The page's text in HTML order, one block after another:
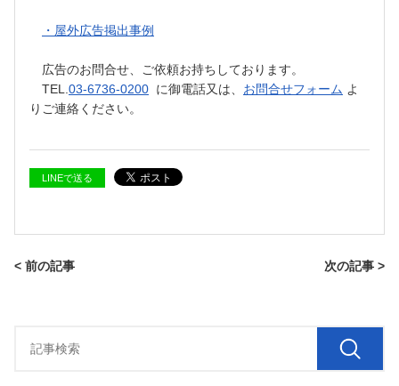
・屋外広告掲出事例
広告のお問合せ、ご依頼お持ちしております。
TEL. 03-6736-0200 に御電話又は、 お問合せフォーム よ
りご連絡ください。
LINEで送る
< 前の記事 次の記事 >